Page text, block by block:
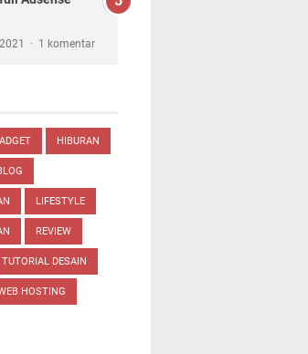
1 komentar
HIBURAN
LIFESTYLE
REVIEW
TUTORIAL DESAIN
HOSTING